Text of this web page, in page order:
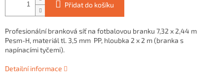
Přidat do košíku
Profesionální branková síť na fotbalovou branku 7,32 x 2,44 m
Pesm-H, materiál tl. 3,5 mm PP, hloubka 2 x 2 m (branka s
napínacími tyčemi).
Detailní informace